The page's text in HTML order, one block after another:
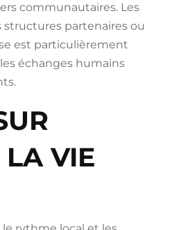
communautaires. Les
structures partenaires ou
est particulièrement
échanges humains
VIE